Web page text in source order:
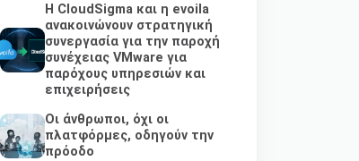
Η CloudSigma και η evoila
ανακοινώνουν στρατηγική
συνεργασία για την παροχή
συνέχειας VMware για
παρόχους υπηρεσιών και
επιχειρήσεις
Οι άνθρωποι, όχι οι
πλατφόρμες, οδηγούν την
πρόοδο